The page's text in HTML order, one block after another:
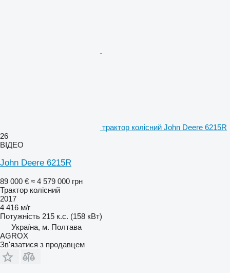
трактор колісний John Deere 6215R
26
ВІДЕО
John Deere 6215R
89 000 € ≈ 4 579 000 грн
Трактор колісний
2017
4 416 м/г
Потужність 215 к.с. (158 кВт)
Україна, м. Полтава
AGROX
Зв'язатися з продавцем